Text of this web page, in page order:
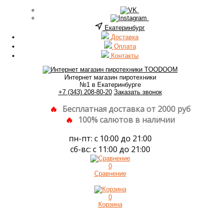
Екатеринбург
Доставка
Оплата
Контакты
Интернет магазин пиротехники
№1 в Екатеринбурге
+7 (343) 208-80-20 Заказать звонок
Бесплатная доставка от 2000 руб
100% салютов в наличии
пн-пт: с 10:00 до 21:00
сб-вс: с 11:00 до 21:00
0
Сравнение
0
Корзина